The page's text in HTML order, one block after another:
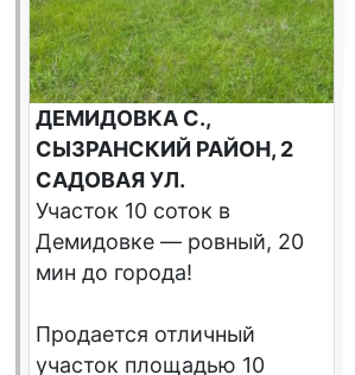
ДЕМИДОВКА С.,
СЫЗРАНСКИЙ РАЙОН, 2
САДОВАЯ УЛ.
Участок 10 соток в
Демидовке — ровный, 20
мин до города!
Продается отличный
участок площадью 10